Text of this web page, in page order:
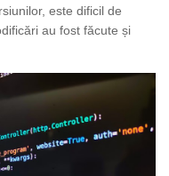
este dificil de
au fost făcute și